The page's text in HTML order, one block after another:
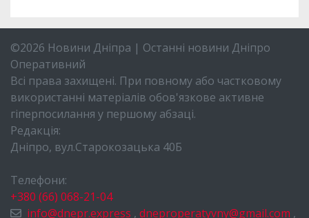
©2026 Новини Дніпра | Останні новини Дніпро
Оперативний
Всі права захищені. При повному або частковому
використанні матеріалів обов'язкове активне
гіперпосилання у першому абзаці.
Редакція:
Дніпро, вул.Старокозацька 40Б
Телефони:
+380 (66) 068-21-04
info@dnepr.express , dneproperatyvny@gmail.com ,